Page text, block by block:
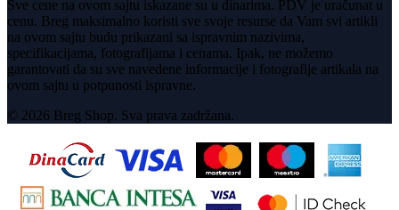
Sve cene na ovom sajtu iskazane su u dinarima. PDV je uračunat u
cenu. Breg maksimalno koristi sve svoje resurse da Vam svi artikli
na ovom sajtu budu prikazani sa ispravnim nazivima,
specifikacijama, fotografijama i cenama. Ipak, ne možemo
garantovati da su sve navedene informacije i fotografije artikala na
ovom sajtu u potpunosti ispravne.
© 2026 Breg Shop. Sva prava zadržana.